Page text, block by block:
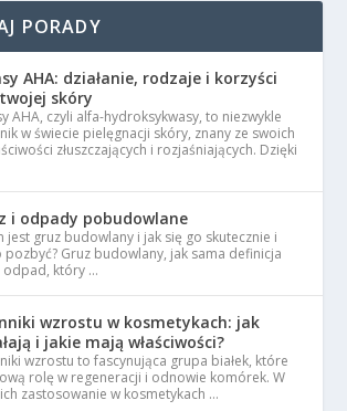
PORADY
AHA: działanie, rodzaje i korzyści
skóry
AHA, czyli alfa-hydroksykwasy, to niezwykle
w świecie pielęgnacji skóry, znany ze swoich
złuszczających i rozjaśniających. Dzięki
i odpady pobudowlane
jest gruz budowlany i jak się go skutecznie i
pozbyć? Gruz budowlany, jak sama definicja
odpad, który …
wzrostu w kosmetykach: jak
i jakie mają właściwości?
wzrostu to fascynująca grupa białek, które
rolę w regeneracji i odnowie komórek. W
zastosowanie w kosmetykach …